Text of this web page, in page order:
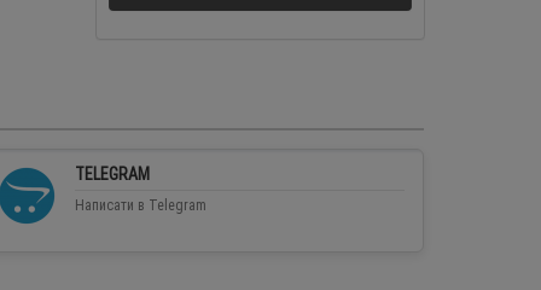
TELEGRAM
Написати в Telegram